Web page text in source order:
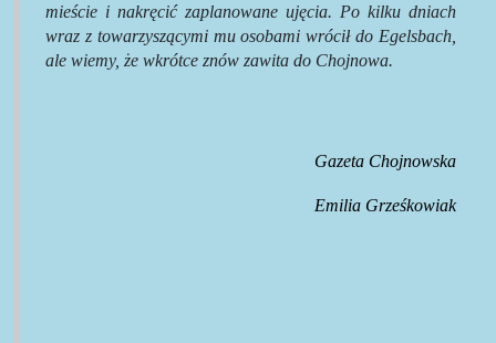
mieście i nakręcić zaplanowane ujęcia. Po kilku dniach
wraz z towarzyszącymi mu osobami wrócił do Egelsbach,
ale wiemy, że wkrótce znów zawita do Chojnowa.
Gazeta Chojnowska
Emilia Grześkowiak